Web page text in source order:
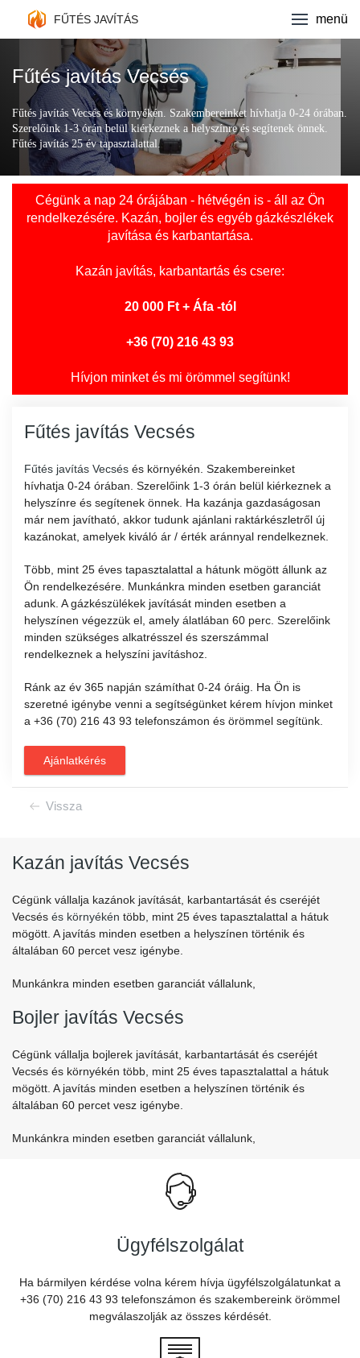
FŰTÉS JAVÍTÁS
Fűtés javítás
Kazán márkák
Ajánlatkérés
Kapcsolat
menü
Fűtés javítás Vecsés
Fűtés javítás Vecsés és környékén. Szakembereinket hívhatja 0-24 órában.
Szerelőink 1-3 órán belül kiérkeznek a helyszínre és segítenek önnek.
Fűtés javítás 25 év tapasztalattal.
Cégünk a nap 24 órájában - hétvégén is - áll az Ön
rendelkezésére. Kazán, bojler és egyéb gázkészlékek
javítása és karbantartása.
Kazán javítás, karbantartás és csere:
20 000 Ft + Áfa -tól
+36 (70) 216 43 93
Hívjon minket és mi örömmel segítünk!
Vissza
Fűtés javítás Vecsés
Fűtés javítás Vecsés és környékén. Szakembereinket
hívhatja 0-24 órában. Szerelőink 1-3 órán belül kiérkeznek a
helyszínre és segítenek önnek. Ha kazánja gazdaságosan
már nem javítható, akkor tudunk ajánlani raktárkészletről új
kazánokat, amelyek kiváló ár / érték aránnyal rendelkeznek.
Több, mint 25 éves tapasztalattal a hátunk mögött állunk az
Ön rendelkezésére. Munkánkra minden esetben garanciát
adunk. A gázkészülékek javítását minden esetben a
helyszínen végezzük el, amely álatlában 60 perc. Szerelőink
minden szükséges alkatrésszel és szerszámmal
rendelkeznek a helyszíni javításhoz.
Ránk az év 365 napján számíthat 0-24 óráig. Ha Ön is
szeretné igénybe venni a segítségünket kérem hívjon minket
a +36 (70) 216 43 93 telefonszámon és örömmel segítünk.
Ajánlatkérés
Kazán javítás Vecsés
Cégünk vállalja kazánok javítását, karbantartását és cseréjét
Vecsés és környékén több, mint 25 éves tapasztalattal a hátuk
mögött. A javítás minden esetben a helyszínen történik és
általában 60 percet vesz igénybe.
Munkánkra minden esetben garanciát vállalunk,
Bojler javítás Vecsés
Cégünk vállalja bojlerek javítását, karbantartását és cseréjét
Vecsés és környékén több, mint 25 éves tapasztalattal a hátuk
mögött. A javítás minden esetben a helyszínen történik és
általában 60 percet vesz igénybe.
Munkánkra minden esetben garanciát vállalunk,
Ügyfélszolgálat
Ha bármilyen kérdése volna kérem hívja ügyfélszolgálatunkat a
+36 (70) 216 43 93 telefonszámon és szakembereink örömmel
megválaszolják az összes kérdését.